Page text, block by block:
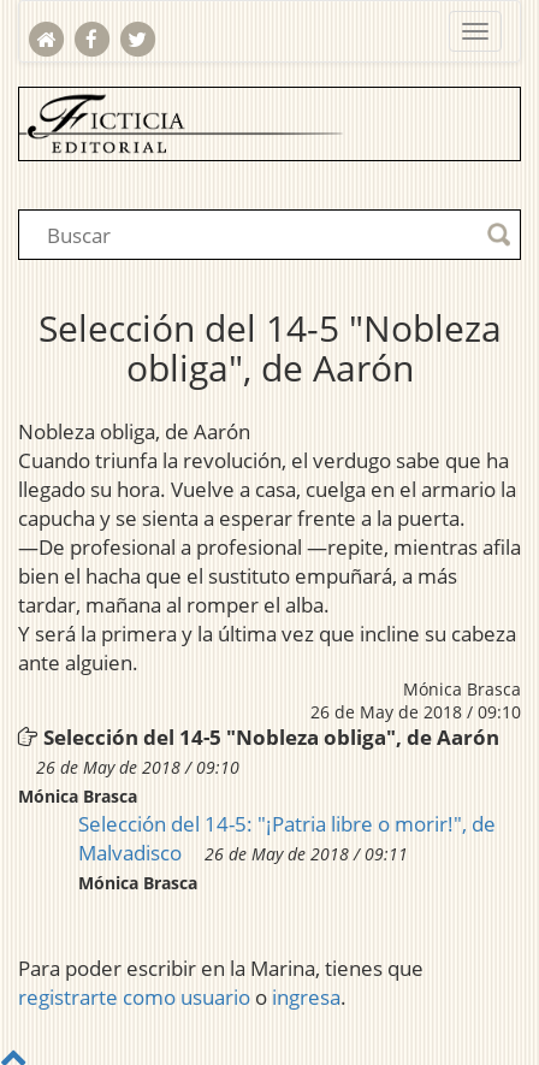
Selección del 14-5 "Nobleza
obliga", de Aarón
Nobleza obliga, de Aarón
Cuando triunfa la revolución, el verdugo sabe que ha
llegado su hora. Vuelve a casa, cuelga en el armario la
capucha y se sienta a esperar frente a la puerta.
—De profesional a profesional —repite, mientras afila
bien el hacha que el sustituto empuñará, a más
tardar, mañana al romper el alba.
Y será la primera y la última vez que incline su cabeza
ante alguien.
Mónica Brasca
26 de May de 2018 / 09:10
Selección del 14-5 "Nobleza obliga", de Aarón
26 de May de 2018 / 09:10
Mónica Brasca
Selección del 14-5: "¡Patria libre o morir!", de
Malvadisco
26 de May de 2018 / 09:11
Mónica Brasca
Para poder escribir en la Marina, tienes que
registrarte como usuario o ingresa.